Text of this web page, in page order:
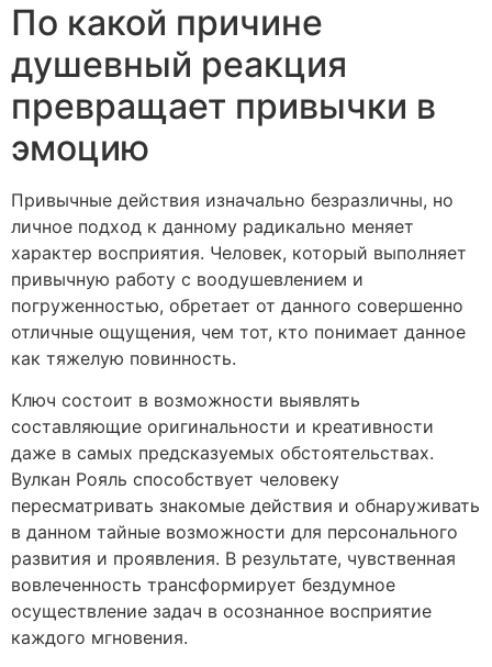
По какой причине
душевный реакция
превращает привычки в
эмоцию
Привычные действия изначально безразличны, но
личное подход к данному радикально меняет
характер восприятия. Человек, который выполняет
привычную работу с воодушевлением и
погруженностью, обретает от данного совершенно
отличные ощущения, чем тот, кто понимает данное
как тяжелую повинность.
Ключ состоит в возможности выявлять
составляющие оригинальности и креативности
даже в самых предсказуемых обстоятельствах.
Вулкан Рояль способствует человеку
пересматривать знакомые действия и обнаруживать
в данном тайные возможности для персонального
развития и проявления. В результате, чувственная
вовлеченность трансформирует бездумное
осуществление задач в осознанное восприятие
каждого мгновения.